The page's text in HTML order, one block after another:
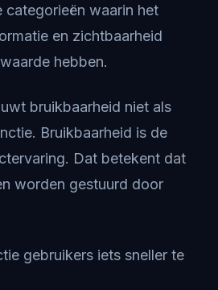
categorieën waarin het
en zichtbaarheid
hebben.
bruikbaarheid niet als
Bruikbaarheid is de
Dat betekent dat
worden gestuurd door
gebruikers iets sneller te